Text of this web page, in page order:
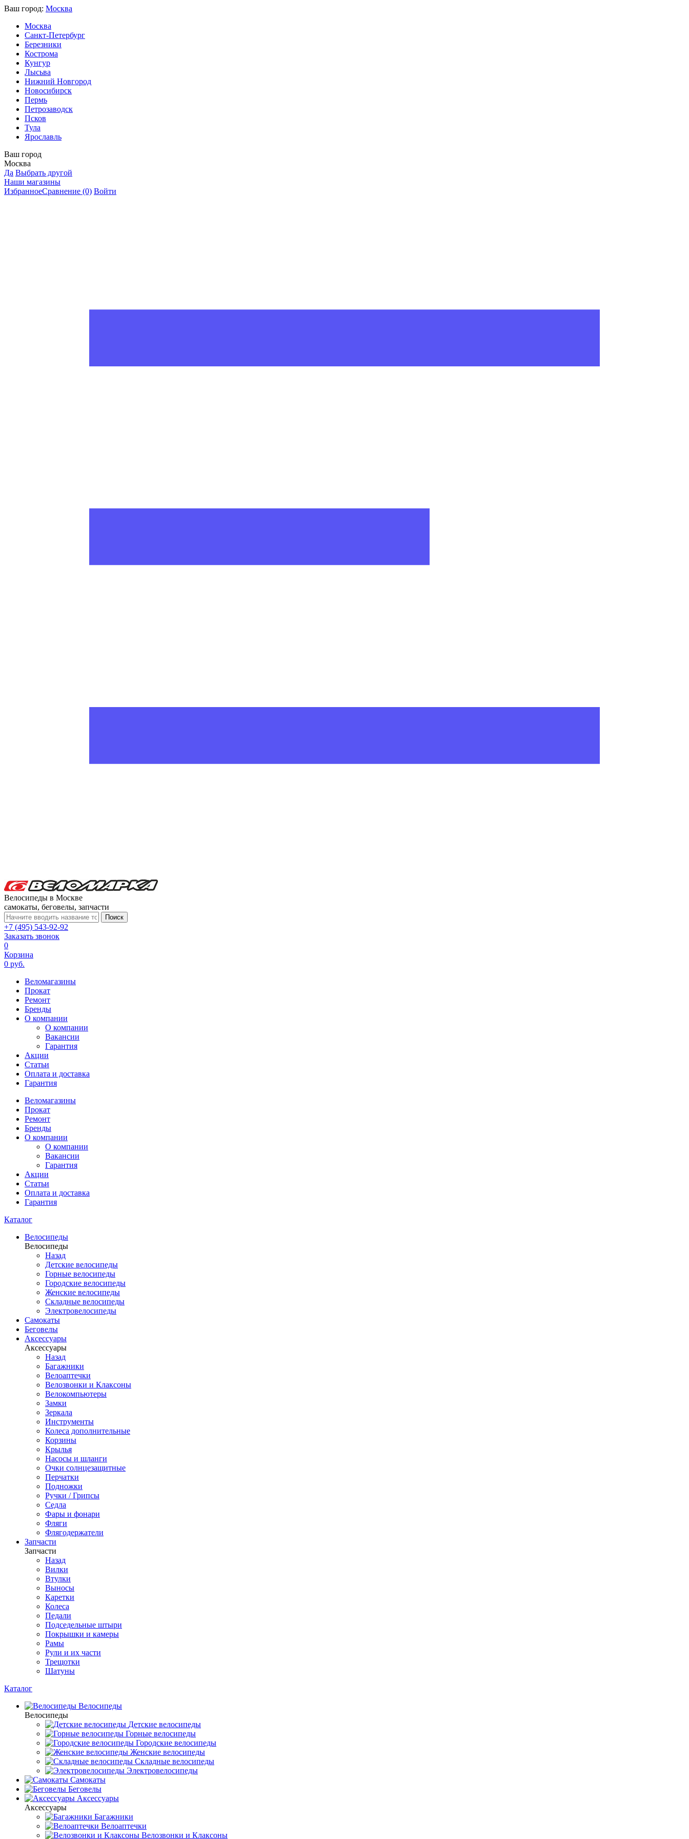
Ваш город: Москва
Москва
Санкт-Петербург
Березники
Кострома
Кунгур
Лысьва
Нижний Новгород
Новосибирск
Пермь
Петрозаводск
Псков
Тула
Ярославль
Ваш город
Москва
Да Выбрать другой
Наши магазины
ИзбранноеСравнение (0) Войти
Велосипеды в Москве
самокаты, беговелы, запчасти
Поиск
+7 (495) 543-92-92
Заказать звонок
0
Корзина
0 руб.
Веломагазины
Прокат
Ремонт
Бренды
О компании
О компании
Вакансии
Гарантия
Акции
Статьи
Оплата и доставка
Гарантия
Веломагазины
Прокат
Ремонт
Бренды
О компании
О компании
Вакансии
Гарантия
Акции
Статьи
Оплата и доставка
Гарантия
Каталог
Велосипеды
Велосипеды
Назад
Детские велосипеды
Горные велосипеды
Городские велосипеды
Женские велосипеды
Складные велосипеды
Электровелосипеды
Самокаты
Беговелы
Аксессуары
Аксессуары
Назад
Багажники
Велоаптечки
Велозвонки и Клаксоны
Велокомпьютеры
Замки
Зеркала
Инструменты
Колеса дополнительные
Корзины
Крылья
Насосы и шланги
Очки солнцезащитные
Перчатки
Подножки
Ручки / Грипсы
Седла
Фары и фонари
Фляги
Флягодержатели
Запчасти
Запчасти
Назад
Вилки
Втулки
Выносы
Каретки
Колеса
Педали
Подседельные штыри
Покрышки и камеры
Рамы
Рули и их части
Трещотки
Шатуны
Каталог
Велосипеды
Велосипеды
Детские велосипеды
Горные велосипеды
Городские велосипеды
Женские велосипеды
Складные велосипеды
Электровелосипеды
Самокаты
Беговелы
Аксессуары
Аксессуары
Багажники
Велоаптечки
Велозвонки и Клаксоны